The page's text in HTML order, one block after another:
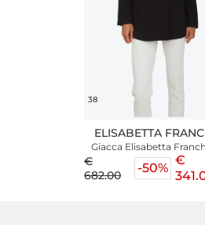
38
ELISABETTA
Giacca Elisabetta
gabardina di cotone nera
taschino e bottoni logo
€
682.00
-50%
€